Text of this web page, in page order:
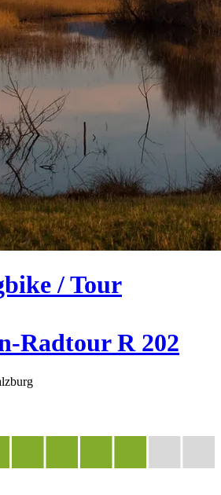
/ Tour
Radtour R 202